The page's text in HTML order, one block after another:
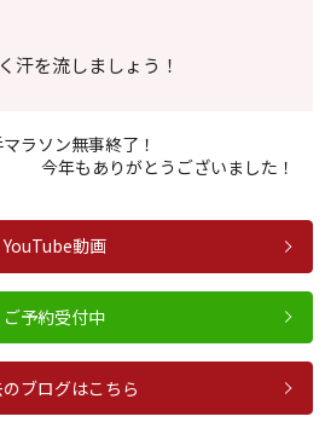
汗を流しましょう！
ラソン無事終了！
今年もありがとうございました！
YouTube動画
ご予約受付中
ブログはこちら